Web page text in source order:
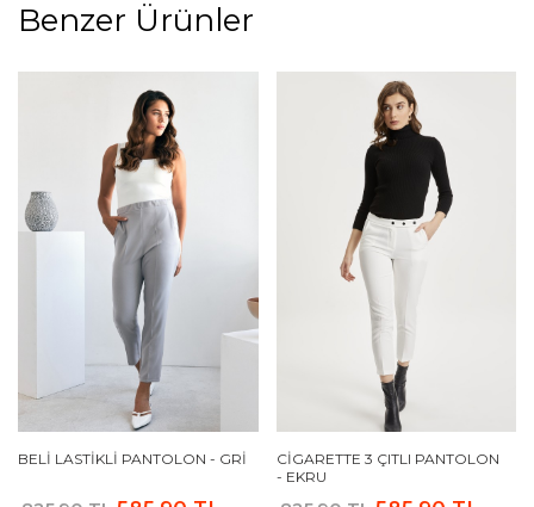
Benzer Ürünler
BELI LASTIKLI PANTOLON - GRI
CIGARETTE 3 ÇITLI PANTOLON
- EKRU